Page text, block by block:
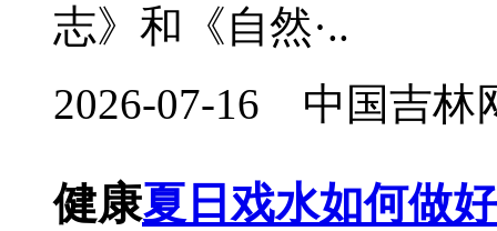
志》和《自然·..
2026-07-16 中国吉
健康夏日戏水如何做